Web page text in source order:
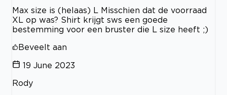
Max size is (helaas) L Misschien dat de voorraad
XL op was? Shirt krijgt sws een goede
bestemming voor een bruster die L size heeft ;)
Beveelt aan
19 June 2023
Rody